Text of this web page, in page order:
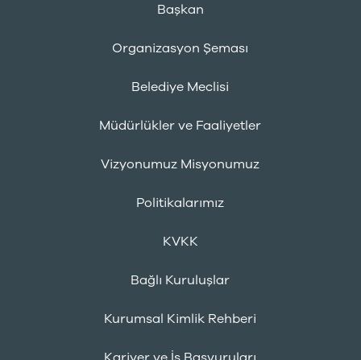
Başkan
Organizasyon Şeması
Belediye Meclisi
Müdürlükler ve Faaliyetler
Vizyonumuz Misyonumuz
Politikalarımız
KVKK
Bağlı Kuruluşlar
Kurumsal Kimlik Rehberi